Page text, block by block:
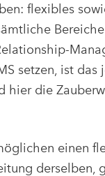
flexibles
setzen, ist
hier die
einen